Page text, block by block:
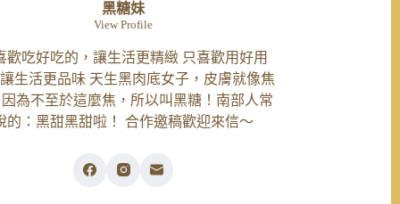
黑糖妹
View Profile
歡吃好吃的，讓生活更精緻 只喜歡用好用
生活更品味 天生黑肉底女子，皮膚就像焦
為不至於這麼焦，所以叫黑糖！南部人常
的：黑甜黑甜啦！ 合作邀稿歡迎來信～